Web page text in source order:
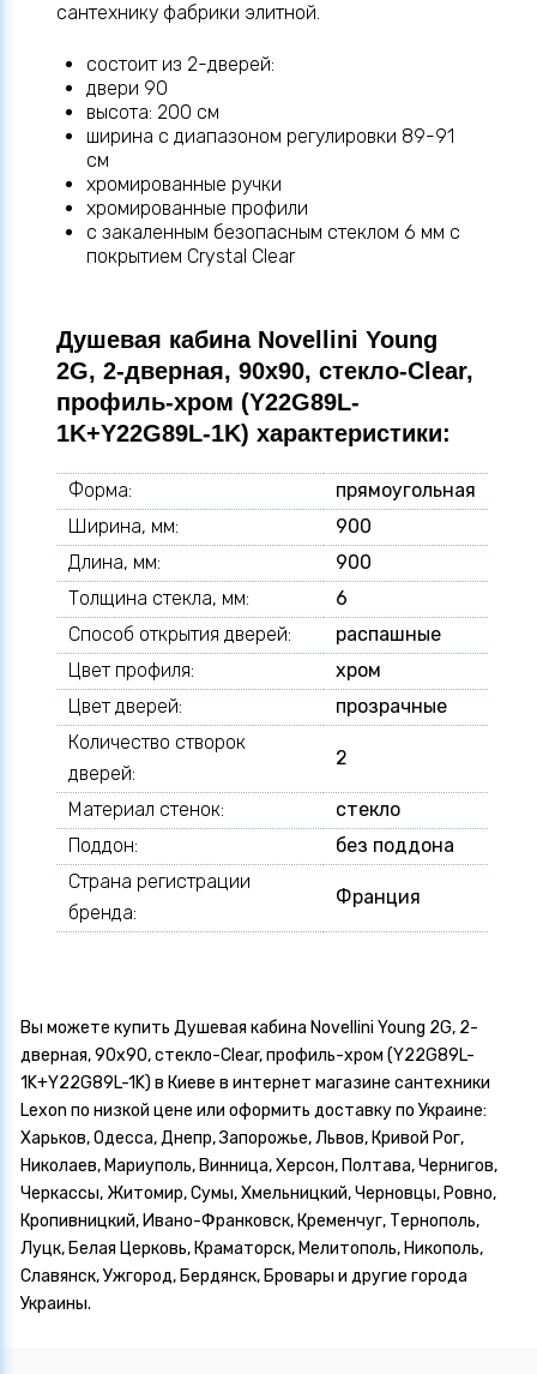
сантехнику фабрики элитной.
состоит из 2-дверей:
двери 90
высота: 200 см
ширина с диапазоном регулировки 89-91
см
хромированные ручки
хромированные профили
с закаленным безопасным стеклом 6 мм с
покрытием Crystal Clear
Душевая кабина Novellini Young
2G, 2-дверная, 90x90, стекло-Clear,
профиль-хром (Y22G89L-
1K+Y22G89L-1K) характеристики:
Форма:
прямоугольная
Ширина, мм:
900
Длина, мм:
900
Толщина стекла, мм:
6
Способ открытия дверей:
распашные
Цвет профиля:
хром
Цвет дверей:
прозрачные
Количество створок
дверей:
2
Материал стенок:
стекло
Поддон:
без поддона
Страна регистрации
бренда:
Франция
Вы можете купить Душевая кабина Novellini Young 2G, 2-
дверная, 90x90, стекло-Clear, профиль-хром (Y22G89L-
1K+Y22G89L-1K) в Киеве в интернет магазине сантехники
Lexon по низкой цене или оформить доставку по Украине:
Харьков, Одесса, Днепр, Запорожье, Львов, Кривой Рог,
Николаев, Мариуполь, Винница, Херсон, Полтава, Чернигов,
Черкассы, Житомир, Сумы, Хмельницкий, Черновцы, Ровно,
Кропивницкий, Ивано-Франковск, Кременчуг, Тернополь,
Луцк, Белая Церковь, Краматорск, Мелитополь, Никополь,
Славянск, Ужгород, Бердянск, Бровары и другие города
Украины.